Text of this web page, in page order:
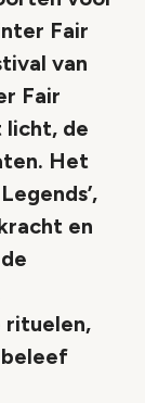
Fair
van
Fair
licht, de
Het
en
rituelen,